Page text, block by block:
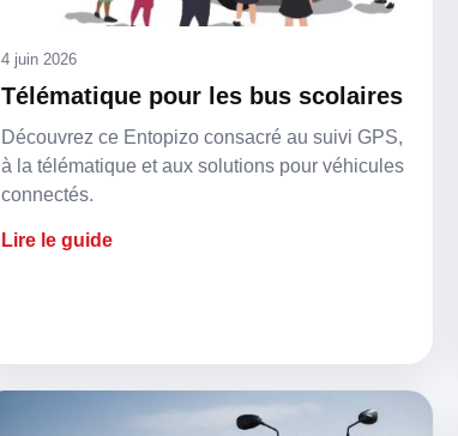
4 juin 2026
Télématique pour les bus scolaires
Découvrez ce Entopizo consacré au suivi GPS,
à la télématique et aux solutions pour véhicules
connectés.
Lire le guide